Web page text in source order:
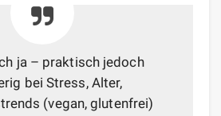
ja – praktisch jedoch
bei Stress, Alter,
(vegan, glutenfrei)